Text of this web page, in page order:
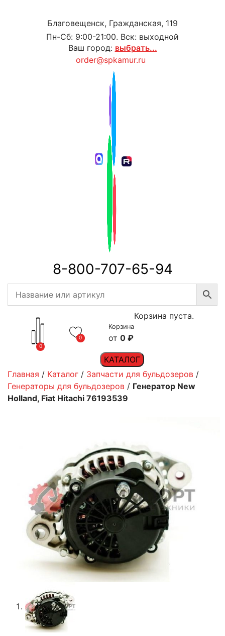
Благовещенск, Гражданская, 119
Пн-Сб: 9:00-21:00. Вск: выходной
Ваш город: выбрать...
order@spkamur.ru
8-800-707-65-94
0
0
Корзина
0 ₽
Корзина пуста.
КАТАЛОГ
Главная / Каталог / Запчасти для бульдозеров /
Генераторы для бульдозеров / Генератор New
Holland, Fiat Hitachi 76193539